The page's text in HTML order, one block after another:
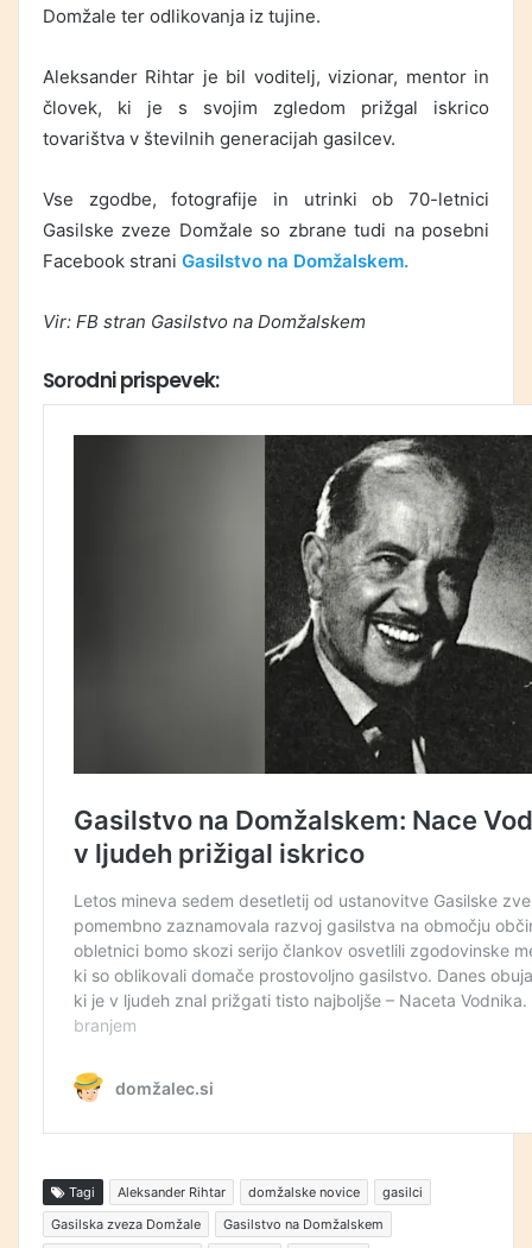
Domžale ter odlikovanja iz tujine.
Aleksander Rihtar je bil voditelj, vizionar, mentor in
človek, ki je s svojim zgledom prižgal iskrico
tovarištva v številnih generacijah gasilcev.
Vse zgodbe, fotografije in utrinki ob 70-letnici
Gasilske zveze Domžale so zbrane tudi na posebni
Facebook strani Gasilstvo na Domžalskem.
Vir: FB stran Gasilstvo na Domžalskem
Sorodni prispevek:
Tagi Aleksander Rihtar domžalske novice
gasilci
Gasilska zveza Domžale
Gasilstvo na Domžalskem